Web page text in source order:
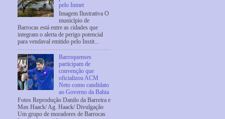
pelo Inmet
Imagem Ilustrativa O
município de
Barrocas está entre as cidades que
integram o alerta de perigo potencial
para vendaval emitido pelo Instit...
Barroquenses
participam de
convenção que
oficializou ACM
Neto como candidato
ao Governo da Bahia
Fotos Reprodução Danilo da Barreira e
Max Haack/ Ag. Haack/ Divulgação
Um grupo de moradores de Barrocas